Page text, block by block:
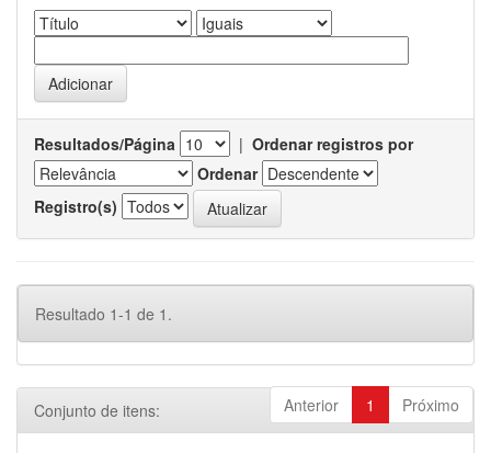
Resultados/Página | Ordenar registros por
Ordenar
Registro(s)
Resultado 1-1 de 1.
Anterior 1 Próximo
Conjunto de itens: